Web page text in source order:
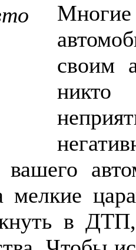
своим
никто
вашего
мелкие
в